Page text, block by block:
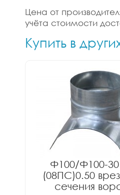
Цена от
учёта стоимости
Купить в
Ф100/Ф100-
(08ПС)0.50
сечения